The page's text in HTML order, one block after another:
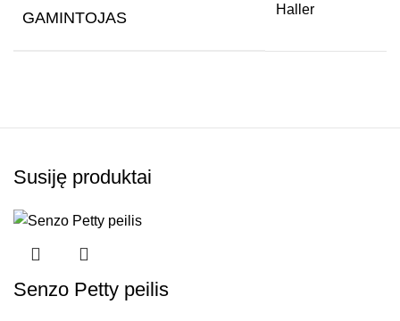
GAMINTOJAS Haller
Susiję produktai
Senzo Petty peilis